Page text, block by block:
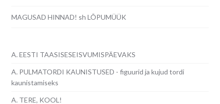
MAGUSAD HINNAD! sh LÕPUMÜÜK
A. EESTI TAASISESEISVUMISPÄEVAKS
A. PULMATORDI KAUNISTUSED - figuurid ja kujud tordi
kaunistamiseks
A. TERE, KOOL!